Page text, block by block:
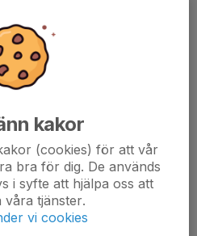
kakor
(cookies) för att vår
bra för dig. De används
i syfte att hjälpa oss att
tjänster.
vi cookies